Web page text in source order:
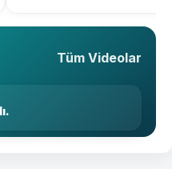
Tüm Videolar